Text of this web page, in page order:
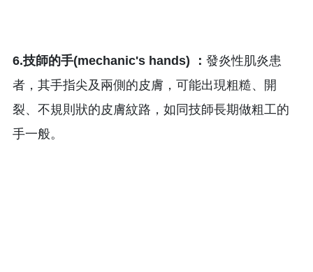
6.技師的手(mechanic's hands) ： 發炎性肌炎患
者，其手指尖及兩側的皮膚，可能出現粗糙、開
裂、不規則狀的皮膚紋路，如同技師長期做粗工的
手一般。